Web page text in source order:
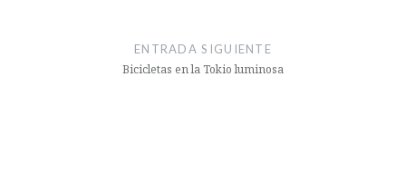
ENTRADA SIGUIENTE
Bicicletas en la Tokio luminosa